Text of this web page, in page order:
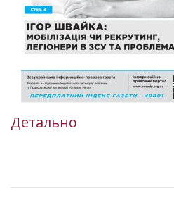
Детально